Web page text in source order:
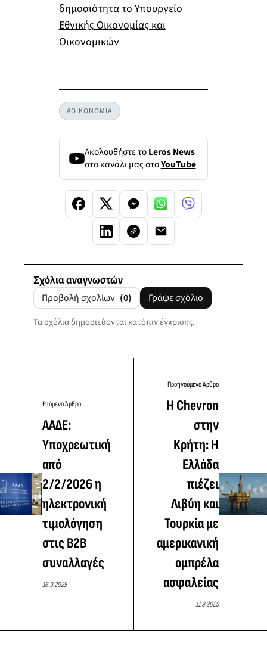
δημοσιότητα το Υπουργείο
Εθνικής Οικονομίας και
Οικονομικών
#ΟΙΚΟΝΟΜΙΑ
Ακολουθήστε τοLeros News
στο κανάλι μας στοYouTube
Σχόλια αναγνωστών
Προβολή σχολίων (0) Γράψε σχόλιο
Τα σχόλια δημοσιεύονται κατόπιν έγκρισης.
Επόμενο Άρθρο
ΑΑΔΕ:
Υποχρεωτική
από
2/2/2026 η
ηλεκτρονική
τιμολόγηση
στις Β2Β
συναλλαγές
16.9.2025
Προηγούμενο Άρθρο
Η Chevron
στην
Κρήτη: Η
Ελλάδα
πιέζει
Λιβύη και
Τουρκία με
αμερικανική
ομπρέλα
ασφαλείας
11.9.2025